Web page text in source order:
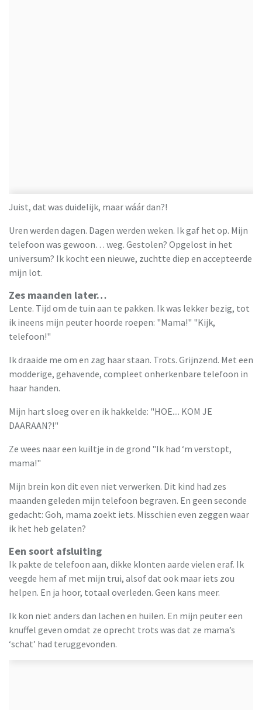
Juist, dat was duidelijk, maar wáár dan?!
Uren werden dagen. Dagen werden weken. Ik gaf het op. Mijn
telefoon was gewoon… weg. Gestolen? Opgelost in het
universum? Ik kocht een nieuwe, zuchtte diep en accepteerde
mijn lot.
Zes maanden later…
Lente. Tijd om de tuin aan te pakken. Ik was lekker bezig, tot
ik ineens mijn peuter hoorde roepen: "Mama!" "Kijk,
telefoon!"
Ik draaide me om en zag haar staan. Trots. Grijnzend. Met een
modderige, gehavende, compleet onherkenbare telefoon in
haar handen.
Mijn hart sloeg over en ik hakkelde: "HOE.... KOM JE
DAARAAN?!"
Ze wees naar een kuiltje in de grond "Ik had ‘m verstopt,
mama!"
Mijn brein kon dit even niet verwerken. Dit kind had zes
maanden geleden mijn telefoon begraven. En geen seconde
gedacht: Goh, mama zoekt iets. Misschien even zeggen waar
ik het heb gelaten?
Een soort afsluiting
Ik pakte de telefoon aan, dikke klonten aarde vielen eraf. Ik
veegde hem af met mijn trui, alsof dat ook maar iets zou
helpen. En ja hoor, totaal overleden. Geen kans meer.
Ik kon niet anders dan lachen en huilen. En mijn peuter een
knuffel geven omdat ze oprecht trots was dat ze mama’s
‘schat’ had teruggevonden.